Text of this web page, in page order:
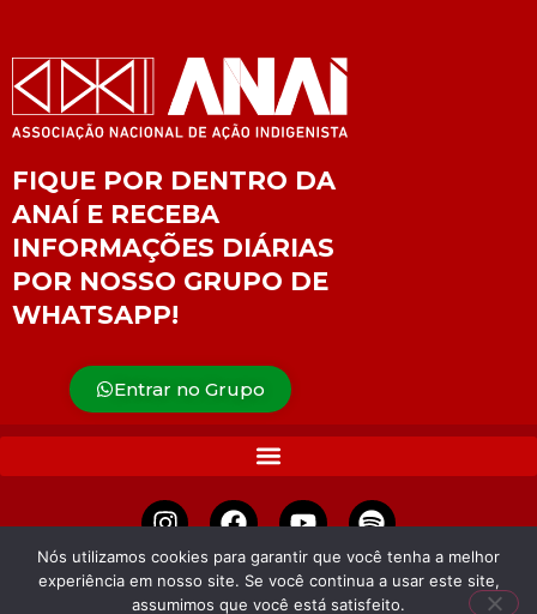
FIQUE POR DENTRO DA
ANAÍ E RECEBA
INFORMAÇÕES DIÁRIAS
POR NOSSO GRUPO DE
WHATSAPP!
Entrar no Grupo
APOIE
Nós utilizamos cookies para garantir que você tenha a melhor
experiência em nosso site. Se você continua a usar este site,
assumimos que você está satisfeito.